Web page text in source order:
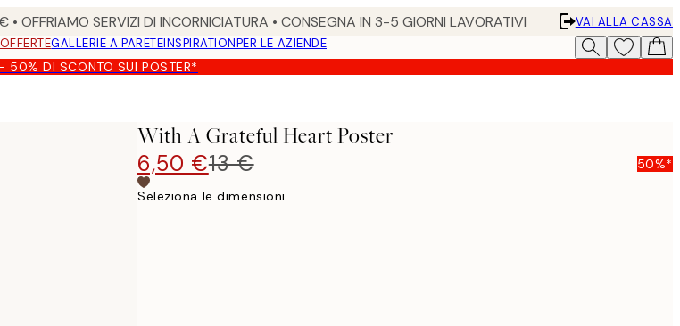
• OFFRIAMO SERVIZI DI INCORNICIATURA • CONSEGNA IN 3-5 GIORNI LAVORATIVI
VAI ALLA CASSA
OFFERTEGALLERIE A PARETEINSPIRATIONPER LE AZIENDE
50% DI SCONTO SUI POSTER*
With A Grateful Heart Poster
6,50 €13 € 50%*
Seleziona le dimensioni